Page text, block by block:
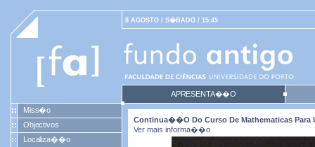
8 AGOSTO / S�BADO / 15:45
APRESENTA��O
Miss�o
Objectivos
Localiza��o
Continua��o Do Curso De Mathematicas Para
Ver mais informa��o